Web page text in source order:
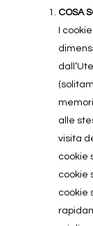
COSA
I
alle
visita
cookie
cookie
cookie